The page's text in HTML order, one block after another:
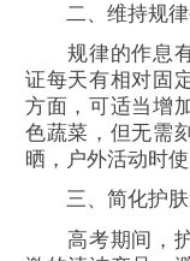
二、维持规律
规律的作息有
证每天有相对固
方面，可适当增
色蔬菜，但无需
晒，户外活动时
三、简化护肤
高考期间，护